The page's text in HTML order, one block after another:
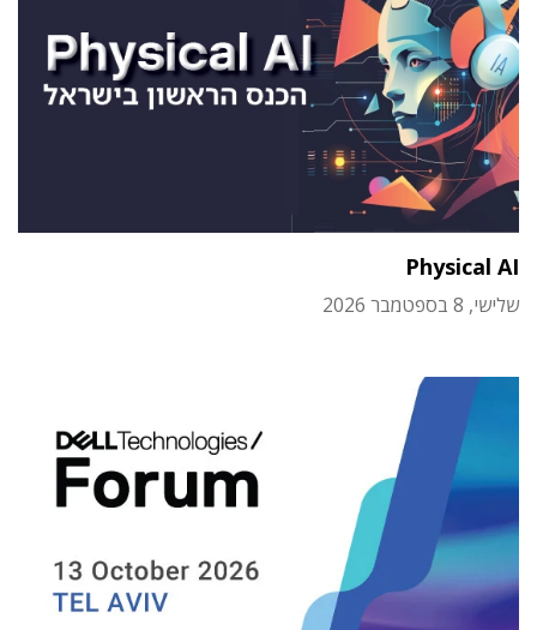
Physical AI
שלישי, 8 בספטמבר 2026